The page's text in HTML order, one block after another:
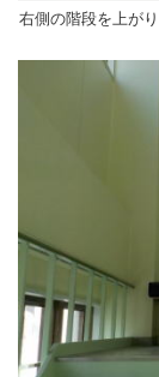
右側の階段を上がり